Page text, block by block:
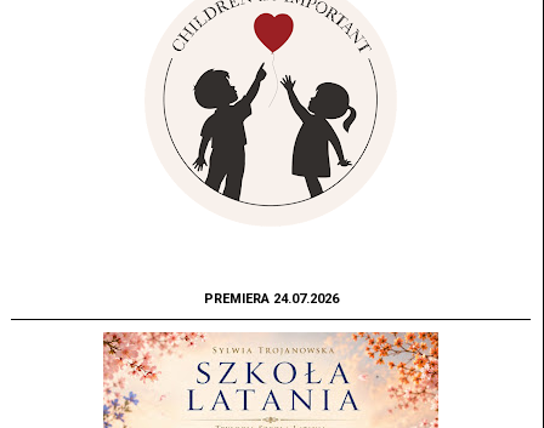
PREMIERA 24.07.2026